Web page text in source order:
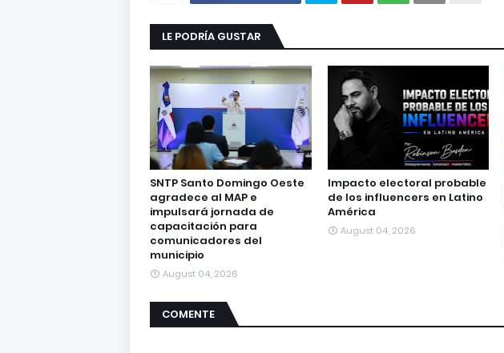
LE PODRÍA GUSTAR
SNTP Santo Domingo Oeste
agradece al MAP e
impulsará jornada de
capacitación para
comunicadores del
municipio
August 04, 2026
Impacto electoral probable
de los influencers en Latino
América
August 04, 2026
COMENTE